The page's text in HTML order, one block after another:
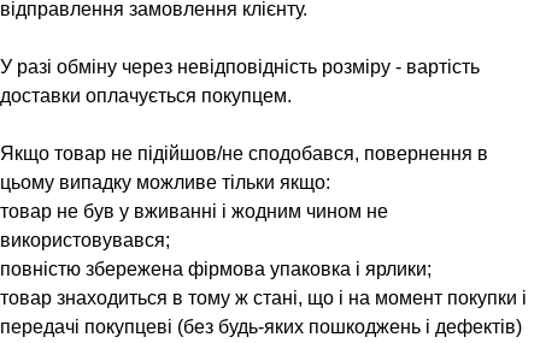
відправлення замовлення клієнту.
У разі обміну через невідповідність розміру - вартість
доставки оплачується покупцем.
Якщо товар не підійшов/не сподобався, повернення в
цьому випадку можливе тільки якщо:
товар не був у вживанні і жодним чином не
використовувався;
повністю збережена фірмова упаковка і ярлики;
товар знаходиться в тому ж стані, що і на момент покупки і
передачі покупцеві (без будь-яких пошкоджень і дефектів)